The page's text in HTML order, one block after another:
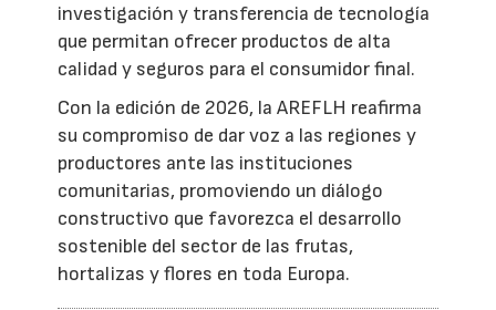
investigación y transferencia de tecnología
que permitan ofrecer productos de alta
calidad y seguros para el consumidor final.
Con la edición de 2026, la AREFLH reafirma
su compromiso de dar voz a las regiones y
productores ante las instituciones
comunitarias, promoviendo un diálogo
constructivo que favorezca el desarrollo
sostenible del sector de las frutas,
hortalizas y flores en toda Europa.